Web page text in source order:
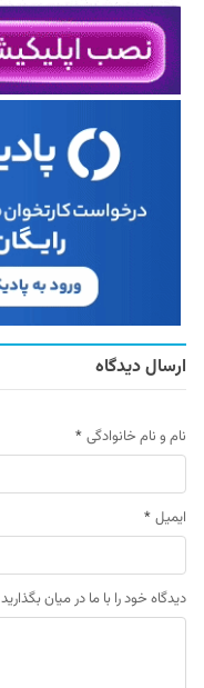
ارسال دیدگاه
نام و نام خانوادگی *
ایمیل *
دیدگاه خود را با ما در میان بگذارید